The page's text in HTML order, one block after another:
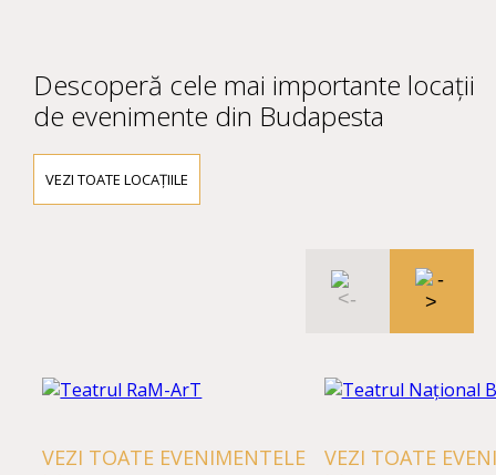
Descoperă cele mai importante locații
de evenimente din Budapesta
VEZI TOATE LOCAȚIILE
VEZI TOATE EVENIMENTELE
VEZI TOATE